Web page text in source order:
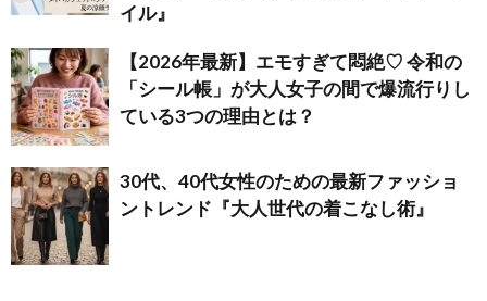
イル』
【2026年最新】エモすぎて悶絶♡ 令和の
「シール帳」が大人女子の間で爆流行りし
ている3つの理由とは？
30代、40代女性のための最新ファッショ
ントレンド『大人世代の着こなし術』